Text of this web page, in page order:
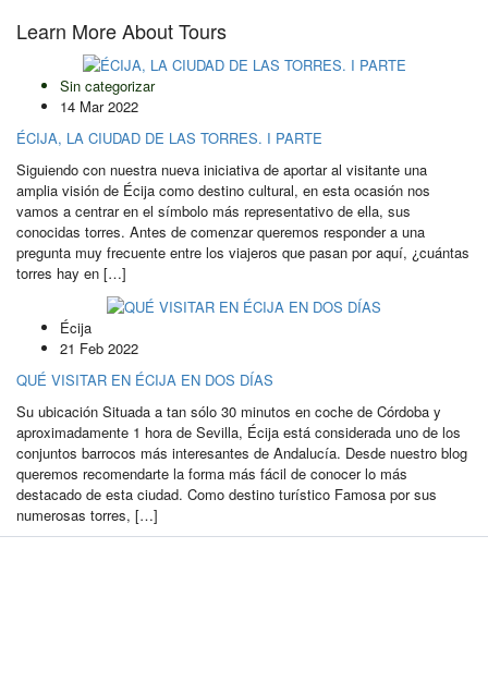
Learn More About Tours
Sin categorizar
14 Mar 2022
ÉCIJA, LA CIUDAD DE LAS TORRES. I PARTE
Siguiendo con nuestra nueva iniciativa de aportar al visitante una
amplia visión de Écija como destino cultural, en esta ocasión nos
vamos a centrar en el símbolo más representativo de ella, sus
conocidas torres. Antes de comenzar queremos responder a una
pregunta muy frecuente entre los viajeros que pasan por aquí, ¿cuántas
torres hay en […]
Écija
21 Feb 2022
QUÉ VISITAR EN ÉCIJA EN DOS DÍAS
Su ubicación Situada a tan sólo 30 minutos en coche de Córdoba y
aproximadamente 1 hora de Sevilla, Écija está considerada uno de los
conjuntos barrocos más interesantes de Andalucía. Desde nuestro blog
queremos recomendarte la forma más fácil de conocer lo más
destacado de esta ciudad. Como destino turístico Famosa por sus
numerosas torres, […]